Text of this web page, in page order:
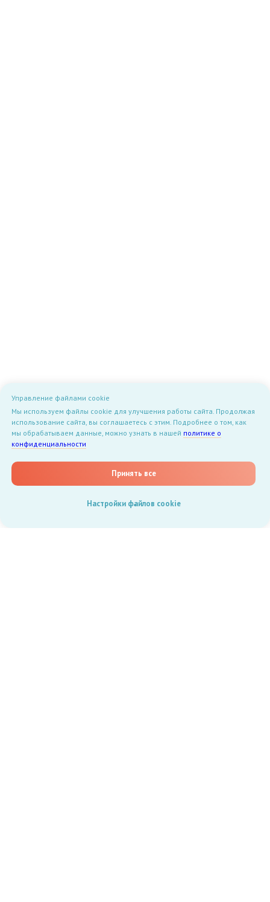
Управление файлами cookie
Мы используем файлы cookie для улучшения работы сайта. Продолжая
использование сайта, вы соглашаетесь с этим. Подробнее о том, как
мы обрабатываем данные, можно узнать в нашей политике о
конфиденциальности
Принять все
Настройки файлов cookie